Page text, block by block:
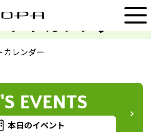
ントカレンダー
EVENT
カレンダー
EVENTS
本日のイベント